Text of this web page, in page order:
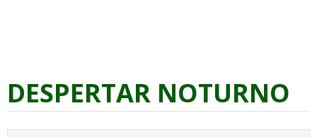
DESPERTAR NOTURNO